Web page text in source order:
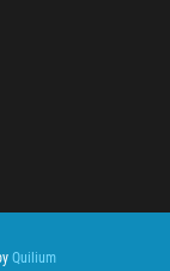
Quilium